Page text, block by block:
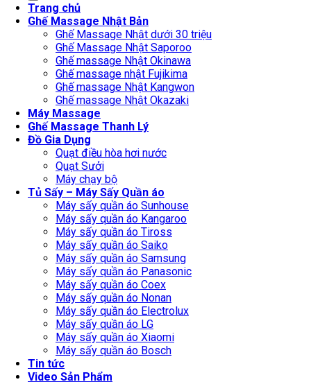
Trang chủ
Ghế Massage Nhật Bản
Ghế Massage Nhật dưới 30 triệu
Ghế Massage Nhật Saporoo
Ghế massage Nhật Okinawa
Ghế massage nhật Fujikima
Ghế massage Nhật Kangwon
Ghế massage Nhật Okazaki
Máy Massage
Ghế Massage Thanh Lý
Đồ Gia Dụng
Quạt điều hòa hơi nước
Quạt Sưởi
Máy chạy bộ
Tủ Sấy – Máy Sấy Quần áo
Máy sấy quần áo Sunhouse
Máy sấy quần áo Kangaroo
Máy sấy quần áo Tiross
Máy sấy quần áo Saiko
Máy sấy quần áo Samsung
Máy sấy quần áo Panasonic
Máy sấy quần áo Coex
Máy sấy quần áo Nonan
Máy sấy quần áo Electrolux
Máy sấy quần áo LG
Máy sấy quần áo Xiaomi
Máy sấy quần áo Bosch
Tin tức
Video Sản Phẩm